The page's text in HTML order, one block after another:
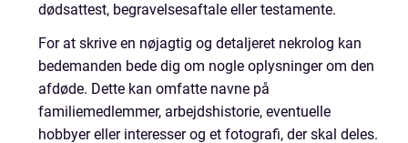
dødsattest, begravelsesaftale eller testamente.
For at skrive en nøjagtig og detaljeret nekrolog kan
bedemanden bede dig om nogle oplysninger om den
afdøde. Dette kan omfatte navne på
familiemedlemmer, arbejdshistorie, eventuelle
hobbyer eller interesser og et fotografi, der skal deles.